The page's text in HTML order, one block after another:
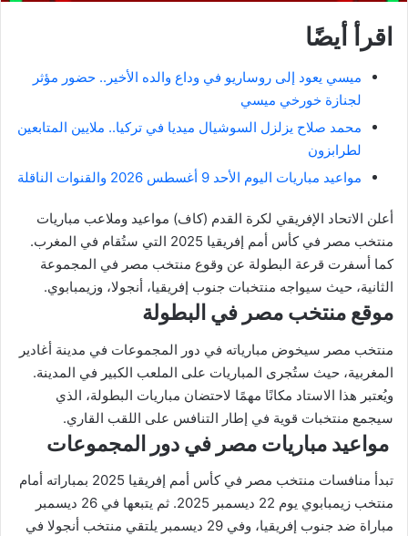
اقرأ أيضًا
ميسي يعود إلى روساريو في وداع والده الأخير.. حضور مؤثر
لجنازة خورخي ميسي
محمد صلاح يزلزل السوشيال ميديا في تركيا.. ملايين المتابعين
لطرابزون
مواعيد مباريات اليوم الأحد 9 أغسطس 2026 والقنوات الناقلة
أعلن الاتحاد الإفريقي لكرة القدم (كاف) مواعيد وملاعب مباريات
منتخب مصر في كأس أمم إفريقيا 2025 التي ستُقام في المغرب.
كما أسفرت قرعة البطولة عن وقوع منتخب مصر في المجموعة
الثانية، حيث سيواجه منتخبات جنوب إفريقيا، أنجولا، وزيمبابوي.
موقع منتخب مصر في البطولة
منتخب مصر سيخوض مبارياته في دور المجموعات في مدينة أغادير
المغربية، حيث ستُجرى المباريات على الملعب الكبير في المدينة.
ويُعتبر هذا الاستاد مكانًا مهمًا لاحتضان مباريات البطولة، الذي
سيجمع منتخبات قوية في إطار التنافس على اللقب القاري.
مواعيد مباريات مصر في دور المجموعات
تبدأ منافسات منتخب مصر في كأس أمم إفريقيا 2025 بمباراته أمام
منتخب زيمبابوي يوم 22 ديسمبر 2025. ثم يتبعها في 26 ديسمبر
مباراة ضد جنوب إفريقيا، وفي 29 ديسمبر يلتقي منتخب أنجولا في